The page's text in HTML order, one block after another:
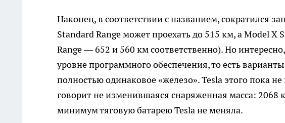
Наконец, в соответствии с названием, сократился
Standard Range может проехать до 515 км, а Model
Range — 652 и 560 км соответственно). Но
уровне программного обеспечения, то есть
полностью одинаковое «железо». Tesla этого пока
говорит не изменившаяся снаряженная масса: 2068
минимум тяговую батарею Tesla не меняла.